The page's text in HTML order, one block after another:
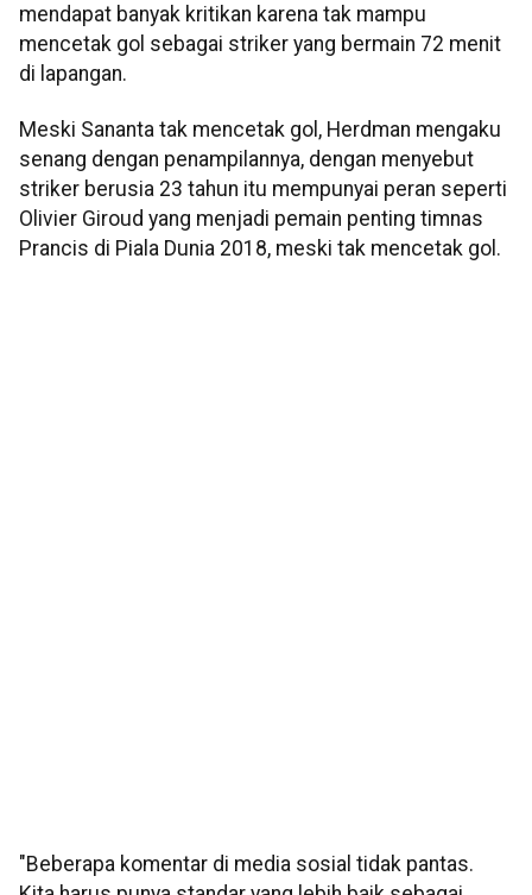
mendapat banyak kritikan karena tak mampu
mencetak gol sebagai striker yang bermain 72 menit
di lapangan.
Meski Sananta tak mencetak gol, Herdman mengaku
senang dengan penampilannya, dengan menyebut
striker berusia 23 tahun itu mempunyai peran seperti
Olivier Giroud yang menjadi pemain penting timnas
Prancis di Piala Dunia 2018, meski tak mencetak gol.
"Beberapa komentar di media sosial tidak pantas.